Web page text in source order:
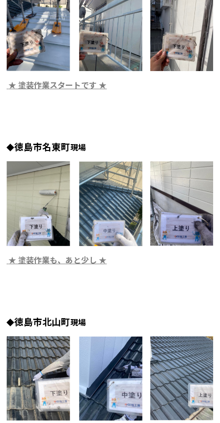
★ 塗装作業スタートです ★
◆徳島市名東町現場
★ 塗装作業も、あと少し ★
◆徳島市北山町現場